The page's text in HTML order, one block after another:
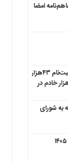
امضا
دبیر ستاد اربعین استان عنوان کرد: ثبت‌نام ۴۳هزار
در سامانه سماح/ فعالیت ۴هزار خادم در
به شورای